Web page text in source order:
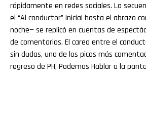
rápidamente en redes sociales. La
el “Al conductor” inicial hasta el abrazo
noche— se replicó en cuentas de
de comentarios. El careo entre el
sin dudas, uno de los picos más
regreso de PH, Podemos Hablar a la